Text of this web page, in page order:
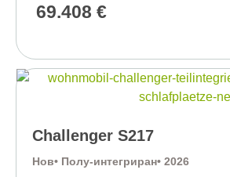
69.408 €
Challenger S217
Нов• Полу-интегриран• 2026